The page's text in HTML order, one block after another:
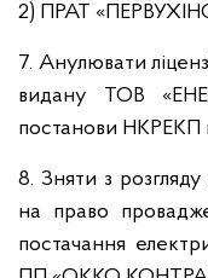
2) ПРАТ
7. Анулювати
видану ТОВ
постанови НКРЕКП
8. Зняти з
на право
постачання